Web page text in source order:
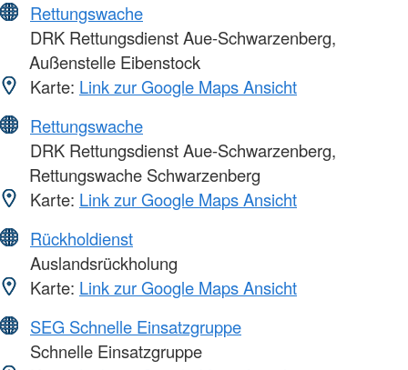
Rettungswache
DRK Rettungsdienst Aue-Schwarzenberg,
Außenstelle Eibenstock
Karte: Link zur Google Maps Ansicht
Rettungswache
DRK Rettungsdienst Aue-Schwarzenberg,
Rettungswache Schwarzenberg
Karte: Link zur Google Maps Ansicht
Rückholdienst
Auslandsrückholung
Karte: Link zur Google Maps Ansicht
SEG Schnelle Einsatzgruppe
Schnelle Einsatzgruppe